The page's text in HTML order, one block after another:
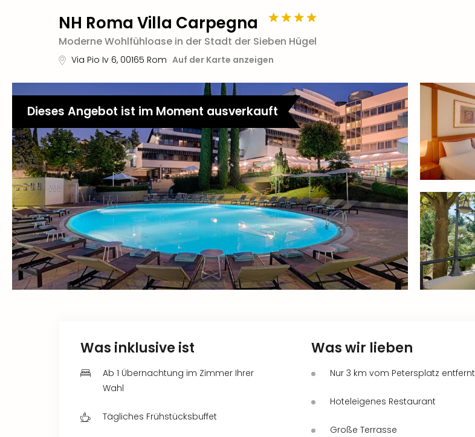
NH Roma Villa Carpegna
Moderne Wohlfühloase in der Stadt der Sieben Hügel
Via Pio Iv 6, 00165 Rom Auf der Karte anzeigen
Dieses Angebot ist im Moment ausverkauft
Was inklusive ist
Ab 1 Übernachtung im Zimmer Ihrer
Wahl
Tägliches Frühstücksbuffet
Was wir lieben
Nur 3 km vom Petersplatz entfernt
Hoteleigenes Restaurant
Große Terrasse